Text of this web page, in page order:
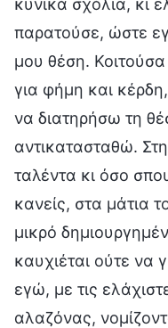
παρατούσε, ώστε
μου θέση.
για φήμη και
να διατηρήσω τη
αντικατασταθώ.
ταλέντα κι όσο
κανείς, στα μάτια
μικρό
καυχιέται ούτε να
εγώ, με τις
αλαζόνας,